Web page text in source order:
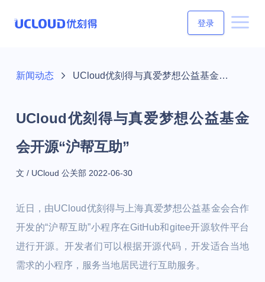
登录
新闻动态 UCloud优刻得与真爱梦想公益基金会开源“沪帮互助”
UCloud优刻得与真爱梦想公益基金
会开源“沪帮互助”
文 / UCloud 公关部 2022-06-30
近日，由UCloud优刻得与上海真爱梦想公益基金会合作
开发的“沪帮互助”小程序在GitHub和gitee开源软件平台
进行开源。开发者们可以根据开源代码，开发适合当地
需求的小程序，服务当地居民进行互助服务。